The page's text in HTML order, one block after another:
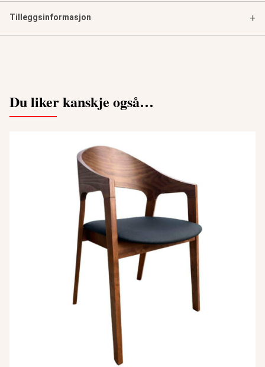
Tilleggsinformasjon +
Du liker kanskje også…